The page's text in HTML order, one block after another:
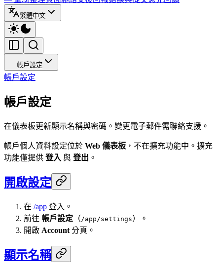
繁體中文
帳戶設定
帳戶設定
帳戶設定
在儀表板更新顯示名稱與密碼。變更電子郵件需聯絡支援。
帳戶個人資料設定位於 Web 儀表板 ，不在擴充功能中。擴充
功能僅提供 登入 與 登出 。
開啟設定
在 /app 登入。
前往 帳戶設定 （ /app/settings）。
開啟 Account 分頁。
顯示名稱